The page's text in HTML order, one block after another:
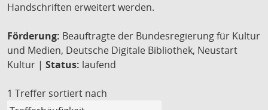
Handschriften erweitert werden.
Förderung: Beauftragte der Bundesregierung für Kultur
und Medien, Deutsche Digitale Bibliothek, Neustart
Kultur | Status: laufend
1 Treffer sortiert nach